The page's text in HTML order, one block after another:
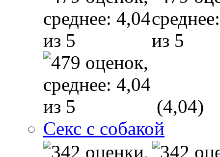
(4,04)
Секс с собакой